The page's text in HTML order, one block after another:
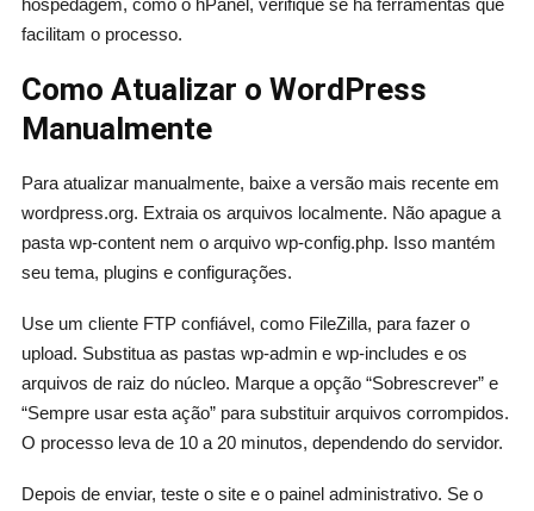
hospedagem, como o hPanel, verifique se há ferramentas que
facilitam o processo.
Como Atualizar o WordPress
Manualmente
Para atualizar manualmente, baixe a versão mais recente em
wordpress.org. Extraia os arquivos localmente. Não apague a
pasta wp-content nem o arquivo wp-config.php. Isso mantém
seu tema, plugins e configurações.
Use um cliente FTP confiável, como FileZilla, para fazer o
upload. Substitua as pastas wp-admin e wp-includes e os
arquivos de raiz do núcleo. Marque a opção “Sobrescrever” e
“Sempre usar esta ação” para substituir arquivos corrompidos.
O processo leva de 10 a 20 minutos, dependendo do servidor.
Depois de enviar, teste o site e o painel administrativo. Se o